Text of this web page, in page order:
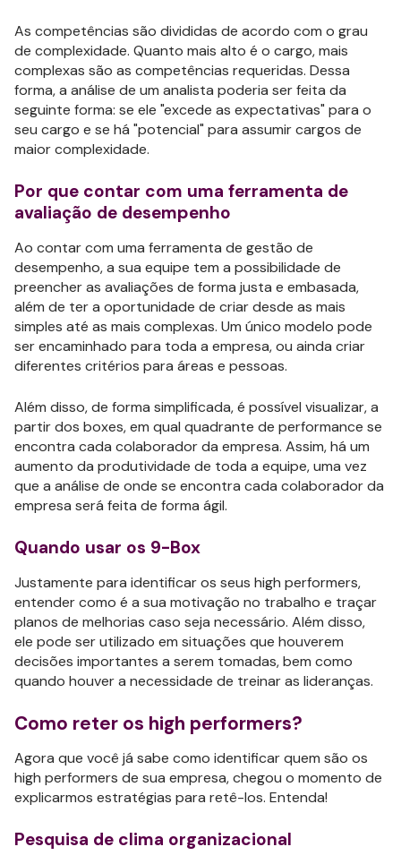
As competências são divididas de acordo com o grau
de complexidade. Quanto mais alto é o cargo, mais
complexas são as competências requeridas. Dessa
forma, a análise de um analista poderia ser feita da
seguinte forma: se ele "excede as expectativas" para o
seu cargo e se há "potencial" para assumir cargos de
maior complexidade.
Por que contar com uma ferramenta de
avaliação de desempenho
Ao contar com uma ferramenta de gestão de
desempenho, a sua equipe tem a possibilidade de
preencher as avaliações de forma justa e embasada,
além de ter a oportunidade de criar desde as mais
simples até as mais complexas. Um único modelo pode
ser encaminhado para toda a empresa, ou ainda criar
diferentes critérios para áreas e pessoas.
Além disso, de forma simplificada, é possível visualizar, a
partir dos boxes, em qual quadrante de performance se
encontra cada colaborador da empresa. Assim, há um
aumento da produtividade de toda a equipe, uma vez
que a análise de onde se encontra cada colaborador da
empresa será feita de forma ágil.
Quando usar os 9-Box
Justamente para identificar os seus high performers,
entender como é a sua motivação no trabalho e traçar
planos de melhorias caso seja necessário. Além disso,
ele pode ser utilizado em situações que houverem
decisões importantes a serem tomadas, bem como
quando houver a necessidade de treinar as lideranças.
Como reter os high performers?
Agora que você já sabe como identificar quem são os
high performers de sua empresa, chegou o momento de
explicarmos estratégias para retê-los. Entenda!
Pesquisa de clima organizacional